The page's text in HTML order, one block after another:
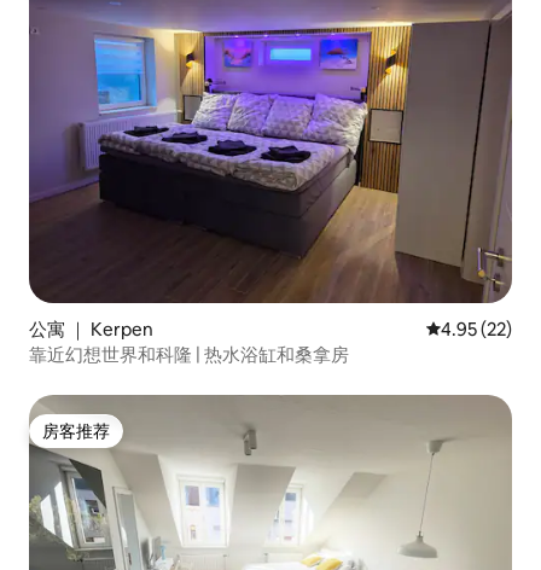
公寓 ｜ Kerpen 平均评分
4.95 (22)
靠近幻想世界和科隆 | 热水浴缸和桑拿房
房客推荐
房客推荐